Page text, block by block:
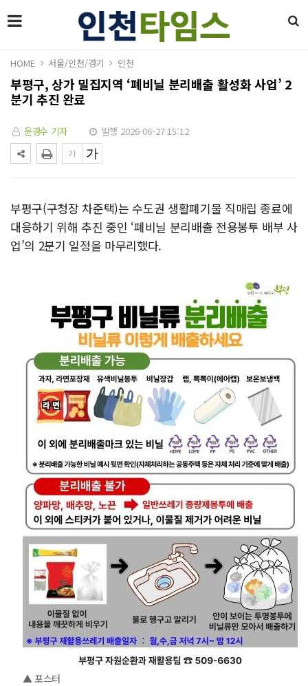
HOME 서울/인천/경기 인천
부평구, 상가 밀집지역 ‘폐비닐 분리배출 활성화 사업’ 2
분기 추진 완료
윤경수 기자 발행 2026-06-27 15:12
부평구(구청장 차준택)는 수도권 생활폐기물 직매립 종료에
대응하기 위해 추진 중인 ‘폐비닐 분리배출 전용봉투 배부 사
업’의 2분기 일정을 마무리했다.
▲ 포스터